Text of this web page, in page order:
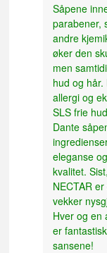
Såpene
parabener,
andre
øker den
men
hud og
allergi og
SLS frie
Dante
eleganse
kvalitet.
NECTAR
vekker
Hver og en
er
sansene!